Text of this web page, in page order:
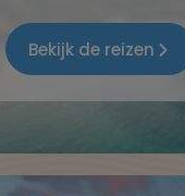
Bekijk de reizen